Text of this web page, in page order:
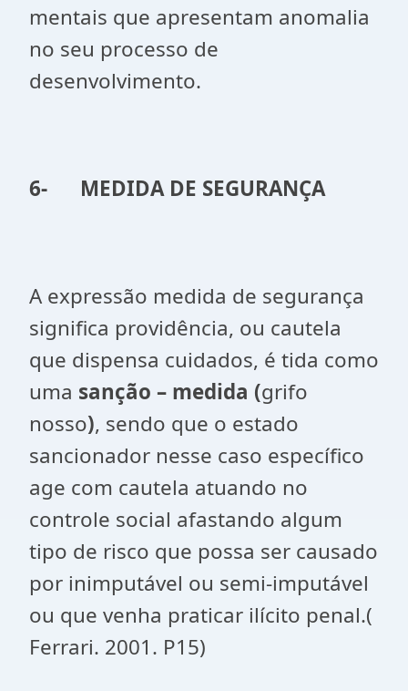
mentais que apresentam anomalia
no seu processo de
desenvolvimento.
6- MEDIDA DE SEGURANÇA
A expressão medida de segurança
significa providência, ou cautela
que dispensa cuidados, é tida como
uma sanção – medida (grifo
nosso), sendo que o estado
sancionador nesse caso específico
age com cautela atuando no
controle social afastando algum
tipo de risco que possa ser causado
por inimputável ou semi-imputável
ou que venha praticar ilícito penal.(
Ferrari. 2001. P15)